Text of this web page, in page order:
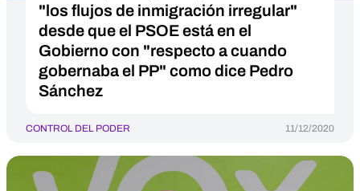
"los flujos de inmigración irregular"
desde que el PSOE está en el
Gobierno con "respecto a cuando
gobernaba el PP" como dice Pedro
Sánchez
CONTROL DEL PODER 11/12/2020